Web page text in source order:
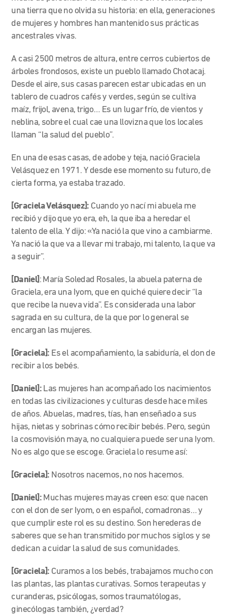
una tierra que no olvida su historia: en ella, generaciones
de mujeres y hombres han mantenido sus prácticas
ancestrales vivas.
A casi 2500 metros de altura, entre cerros cubiertos de
árboles frondosos, existe un pueblo llamado Chotacaj.
Desde el aire, sus casas parecen estar ubicadas en un
tablero de cuadros cafés y verdes, según se cultiva
maíz, frijol, avena, trigo… Es un lugar frío, de vientos y
neblina, sobre el cual cae una llovizna que los locales
llaman “la salud del pueblo”.
En una de esas casas, de adobe y teja, nació Graciela
Velásquez en 1971. Y desde ese momento su futuro, de
cierta forma, ya estaba trazado.
[Graciela Velásquez]: Cuando yo nací mi abuela me
recibió y dijo que yo era, eh, la que iba a heredar el
talento de ella. Y dijo: «Ya nació la que vino a cambiarme.
Ya nació la que va a llevar mi trabajo, mi talento, la que va
a seguir”.
[Daniel] : María Soledad Rosales, la abuela paterna de
Graciela, era una Iyom, que en quiché quiere decir “la
que recibe la nueva vida”. Es considerada una labor
sagrada en su cultura, de la que por lo general se
encargan las mujeres.
[Graciela]: Es el acompañamiento, la sabiduría, el don de
recibir a los bebés.
[Daniel]: Las mujeres han acompañado los nacimientos
en todas las civilizaciones y culturas desde hace miles
de años. Abuelas, madres, tías, han enseñado a sus
hijas, nietas y sobrinas cómo recibir bebés. Pero, según
la cosmovisión maya, no cualquiera puede ser una Iyom.
No es algo que se escoge. Graciela lo resume así:
[Graciela]: Nosotros nacemos, no nos hacemos.
[Daniel]: Muchas mujeres mayas creen eso: que nacen
con el don de ser Iyom, o en español, comadronas… y
que cumplir este rol es su destino. Son herederas de
saberes que se han transmitido por muchos siglos y se
dedican a cuidar la salud de sus comunidades.
[Graciela]: Curamos a los bebés, trabajamos mucho con
las plantas, las plantas curativas. Somos terapeutas y
curanderas, psicólogas, somos traumatólogas,
ginecólogas también, ¿verdad?